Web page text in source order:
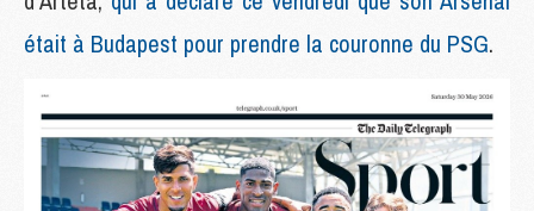
était à Budapest pour prendre la couronne du PSG.